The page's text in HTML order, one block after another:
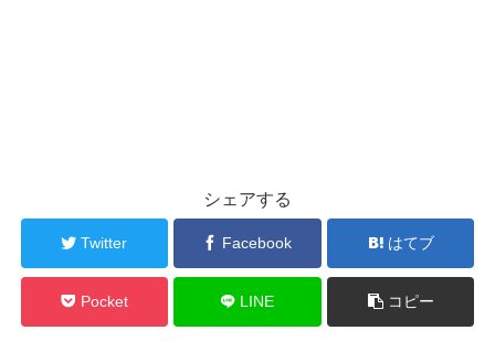
シェアする
Twitter Facebook はてブ
Pocket LINE コピー